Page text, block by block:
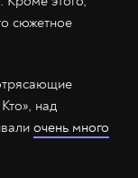
сюжетное
над
очень много